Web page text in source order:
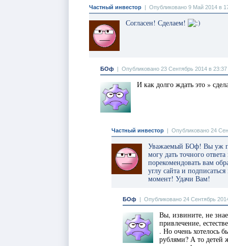
Частный инвестор Опубликовано 9 Май 2014 в
Согласен! Сделаем!
БОф Опубликовано 23 Сентябрь 2014 в 23:37
И как долго ждать это »
Частный инвестор Опубликовано 24
Уважаемый БОф! Вы уж
могу дать точного
порекомендовать вам
углу сайта и
момент! Удачи Вам!
БОф Опубликовано 24 Сентябрь
Вы, извините, не
привлечение,
. Но очень хотелось
рублями? А то детей